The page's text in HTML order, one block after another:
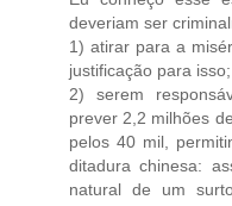
deveriam ser
1) atirar para a
justificação para isso;
2) serem
prever 2,2 milhões
pelos 40 mil,
ditadura chinesa:
natural de um